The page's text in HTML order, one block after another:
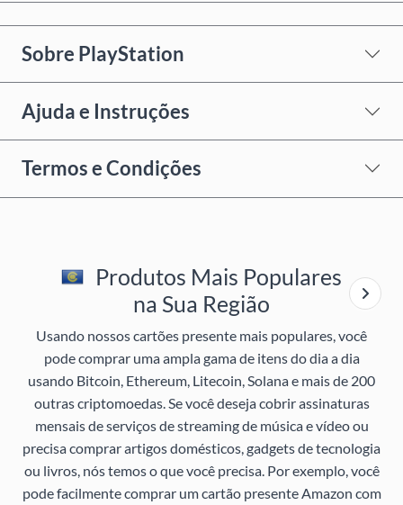
Sobre PlayStation
Ajuda e Instruções
Termos e Condições
Produtos Mais Populares
na Sua Região
Usando nossos cartões presente mais populares, você
pode comprar uma ampla gama de itens do dia a dia
usando Bitcoin, Ethereum, Litecoin, Solana e mais de 200
outras criptomoedas. Se você deseja cobrir assinaturas
mensais de serviços de streaming de música e vídeo ou
precisa comprar artigos domésticos, gadgets de tecnologia
ou livros, nós temos o que você precisa. Por exemplo, você
pode facilmente comprar um cartão presente Amazon com